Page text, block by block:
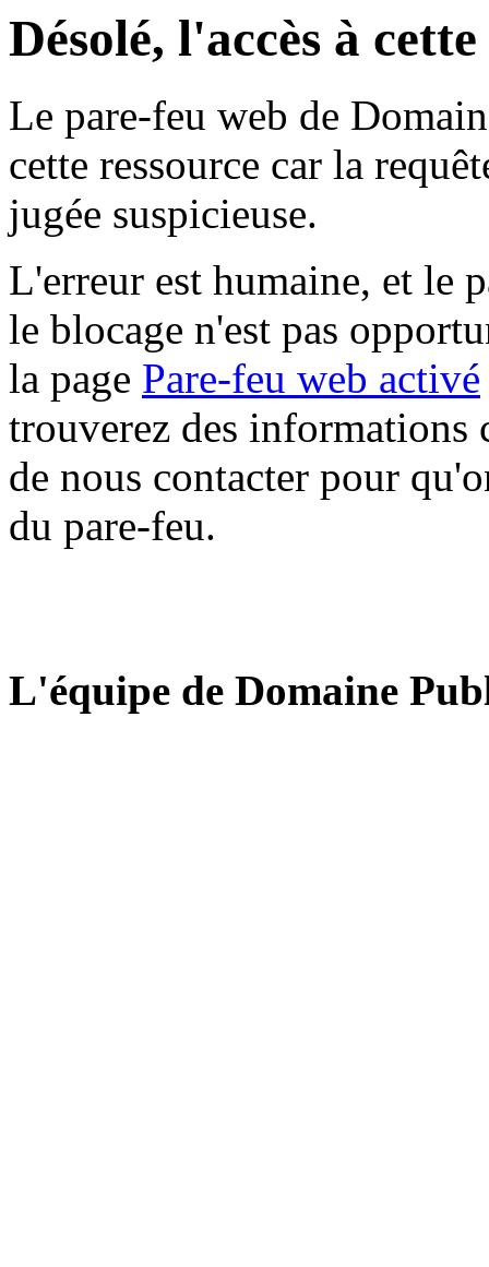
Désolé, l'accès à
Le pare-feu web de
cette ressource car la
jugée suspicieuse.
L'erreur est humaine, et le
le blocage n'est pas
la page Pare-feu web activé
trouverez des informations
de nous contacter pour
du pare-feu.
L'équipe de Domaine